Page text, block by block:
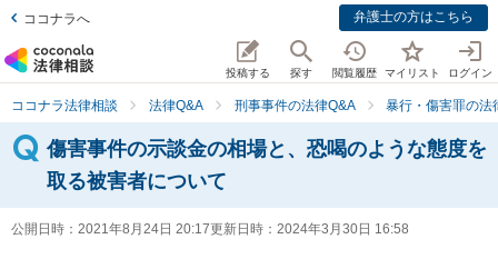
ココナラへ 弁護士の方はこちら
投稿する 探す 閲覧履歴 マイリスト ログイン
ココナラ法律相談 法律Q&A 刑事事件の法律Q&A 暴行・傷害罪の法
傷害事件の示談金の相場と、恐喝のような態度を
取る被害者について
公開日時： 2021年8月24日 20:17更新日時： 2024年3月30日 16:58